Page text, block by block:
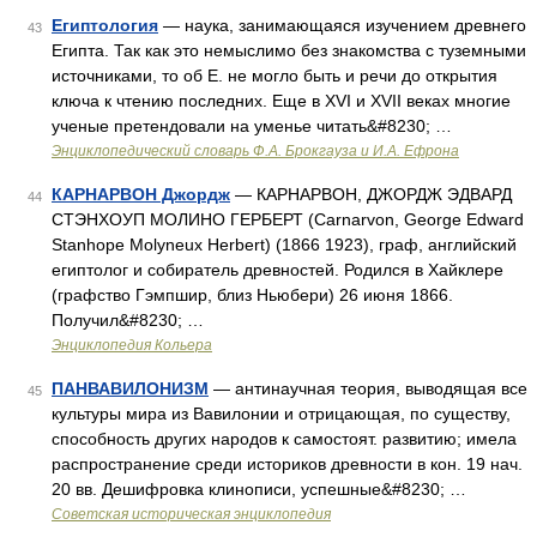
43 Египтология — наука, занимающаяся изучением древнего
Египта. Так как это немыслимо без знакомства с туземными
источниками, то об Е. не могло быть и речи до открытия
ключа к чтению последних. Еще в XVI и XVII веках многие
ученые претендовали на уменье читать&#8230; …
Энциклопедический словарь Ф.А. Брокгауза и И.А. Ефрона
44 КАРНАРВОН Джордж — КАРНАРВОН, ДЖОРДЖ ЭДВАРД
СТЭНХОУП МОЛИНО ГЕРБЕРТ (Carnarvon, George Edward
Stanhope Molyneux Herbert) (1866 1923), граф, английский
египтолог и собиратель древностей. Родился в Хайклере
(графство Гэмпшир, близ Ньюбери) 26 июня 1866.
Получил&#8230; …
Энциклопедия Кольера
45 ПАНВАВИЛОНИЗМ — антинаучная теория, выводящая все
культуры мира из Вавилонии и отрицающая, по существу,
способность других народов к самостоят. развитию; имела
распространение среди историков древности в кон. 19 нач.
20 вв. Дешифровка клинописи, успешные&#8230; …
Советская историческая энциклопедия